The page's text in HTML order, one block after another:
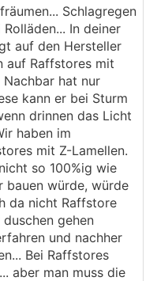
Schlagregen
In deiner
auf den Hersteller
auf Raffstores mit
Nachbar hat nur
kann er bei Sturm
drinnen das Licht
haben im
mit Z-Lamellen.
so 100%ig wie
bauen würde, würde
da nicht Raffstore
gehen
und nachher
Bei Raffstores
aber man muss die